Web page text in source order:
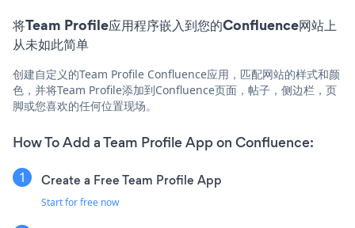
将Team Profile应用程序嵌入到您的Confluence网站上
从未如此简单
创建自定义的Team Profile Confluence应用，匹配网站的样式和颜
色，并将Team Profile添加到Confluence页面，帖子，侧边栏，页
脚或您喜欢的任何位置现场。
How To Add a Team Profile App on Confluence:
Create a Free Team Profile App
Start for free now